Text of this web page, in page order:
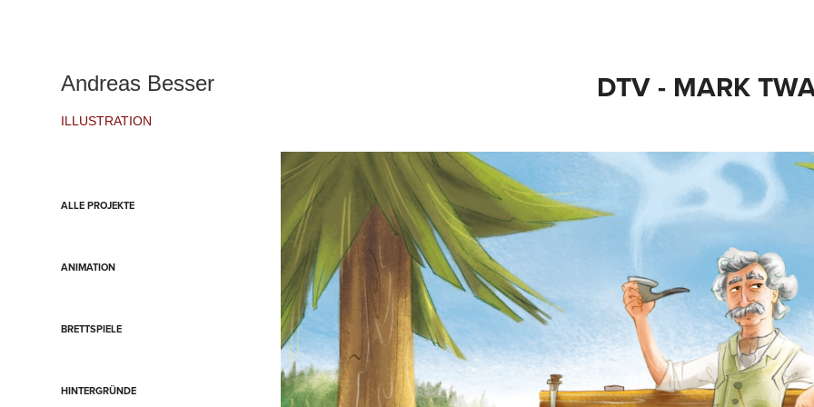
Andreas Besser
ILLUSTRATION
ALLE PROJEKTE
ANIMATION
BRETTSPIELE
HINTERGRÜNDE
DTV - MARK